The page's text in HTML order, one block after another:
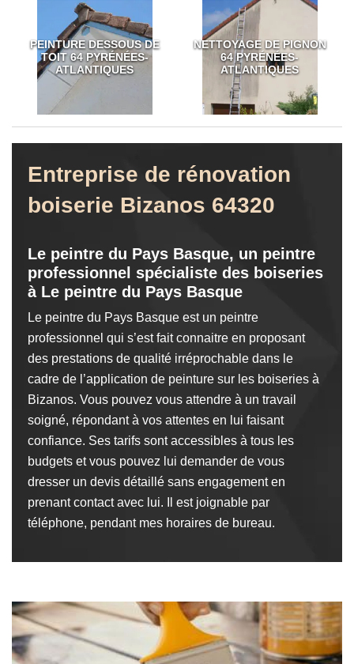
PEINTURE DESSOUS DE
TOIT 64 PYRÉNÉES-
ATLANTIQUES
NETTOYAGE DE PIGNON
64 PYRÉNÉES-
ATLANTIQUES
Entreprise de rénovation
boiserie Bizanos 64320
Le peintre du Pays Basque, un peintre
professionnel spécialiste des boiseries
à Le peintre du Pays Basque
Le peintre du Pays Basque est un peintre
professionnel qui s’est fait connaitre en proposant
des prestations de qualité irréprochable dans le
cadre de l’application de peinture sur les boiseries à
Bizanos. Vous pouvez vous attendre à un travail
soigné, répondant à vos attentes en lui faisant
confiance. Ses tarifs sont accessibles à tous les
budgets et vous pouvez lui demander de vous
dresser un devis détaillé sans engagement en
prenant contact avec lui. Il est joignable par
téléphone, pendant mes horaires de bureau.